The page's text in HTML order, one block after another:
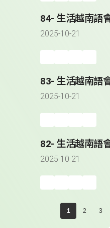
84- 生活越南語
2025-10-21
83- 生活越南語
2025-10-21
82- 生活越南語
2025-10-21
1 2 3